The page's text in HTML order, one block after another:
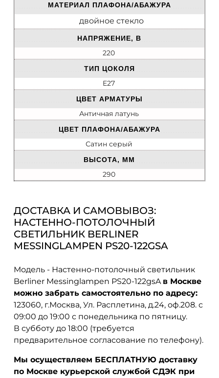
МАТЕРИАЛ ПЛАФОНА/АБАЖУРА
двойное стекло
НАПРЯЖЕНИЕ, В
220
ТИП ЦОКОЛЯ
E27
ЦВЕТ АРМАТУРЫ
Античная латунь
ЦВЕТ ПЛАФОНА/АБАЖУРА
Сатин серый
ВЫСОТА, ММ
290
ДОСТАВКА И САМОВЫВОЗ:
НАСТЕННО-ПОТОЛОЧНЫЙ
СВЕТИЛЬНИК BERLINER
MESSINGLAMPEN PS20-122GSA
Модель - Настенно-потолочный светильник
Berliner Messinglampen PS20-122gsA в Москве
можно забрать самостоятельно по адресу:
123060, г.Москва, Ул. Расплетина, д.24, оф.208. с
09:00 до 19:00 с понедельника по пятницу.
В субботу до 18:00 (требуется
предварительное согласование по телефону).
Мы осуществляем БЕСПЛАТНУЮ доставку
по Москве курьерской службой СДЭК при